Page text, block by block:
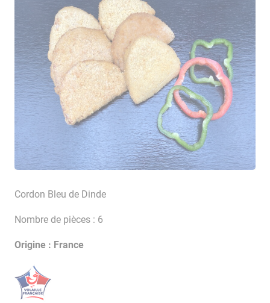
Cordon Bleu de Dinde
Nombre de pièces : 6
Origine : France